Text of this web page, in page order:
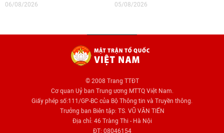
06/08/2026
05/08/2026
© 2008 Trang TTĐT
Cơ quan Uỷ ban Trung ương MTTQ Việt Nam.
Giấy phép số:111/GP-BC của Bộ Thông tin và Truyền thông.
Trưởng ban Biên tập: TS. VŨ VĂN TIẾN
Địa chỉ: 46 Tràng Thi - Hà Nội
ĐT: 08046154